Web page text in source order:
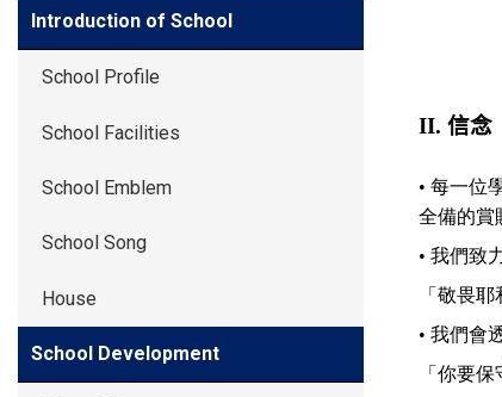
Introduction of School
School Profile
School Facilities
School Emblem
School Song
House
School Development
II. 信念
• 每一位
全備的賞
• 我們致
「敬畏
• 我們會
「你要